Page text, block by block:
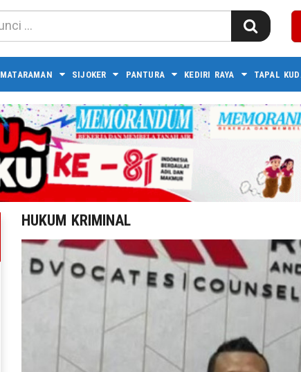
MATARAMAN SIJOKER PANTURA KEDIRI RAYA TAPAL
HUKUM KRIMINAL